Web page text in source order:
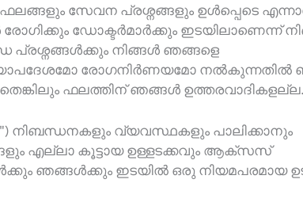
സേവന പ്രശ്നങ്ങളും ഉൾപ്പെടെ
ഡോക്ടർമാർക്കും ഇടയിലാണെന്ന്
നിങ്ങൾ ഞങ്ങളെ
രോഗനിർണയമോ നൽകുന്നതിൽ
ഫലത്തിന് ഞങ്ങൾ ഉത്തരവാദികളല്ല.
വ്യവസ്ഥകളും പാലിക്കാനും
എല്ലാ കൂട്ടായ ഉള്ളടക്കവും ആക്‌സസ്
ഞങ്ങൾക്കും ഇടയിൽ ഒരു നിയമപരമായ